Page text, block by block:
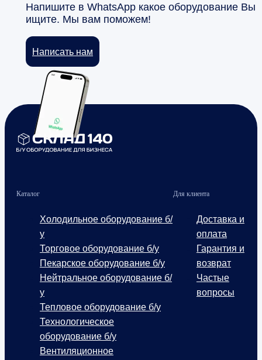
Напишите в WhatsApp какое оборудование Вы
ищите. Мы вам поможем!
Написать нам
Каталог
Холодильное оборудование б/
у
Торговое оборудование б/у
Пекарское оборудование б/у
Нейтральное оборудование б/
у
Тепловое оборудование б/у
Технологическое
оборудование б/у
Вентиляционное
Для клиента
Доставка и
оплата
Гарантия и
возврат
Частые
вопросы